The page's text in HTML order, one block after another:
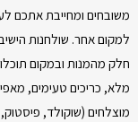
משובחים ומחייבת אתכם
למקום אחר. שולחנות
חלק מהמנות ובמקום תוכלו
מלא, כריכים טעימים,
מוצלחים (שוקולד,